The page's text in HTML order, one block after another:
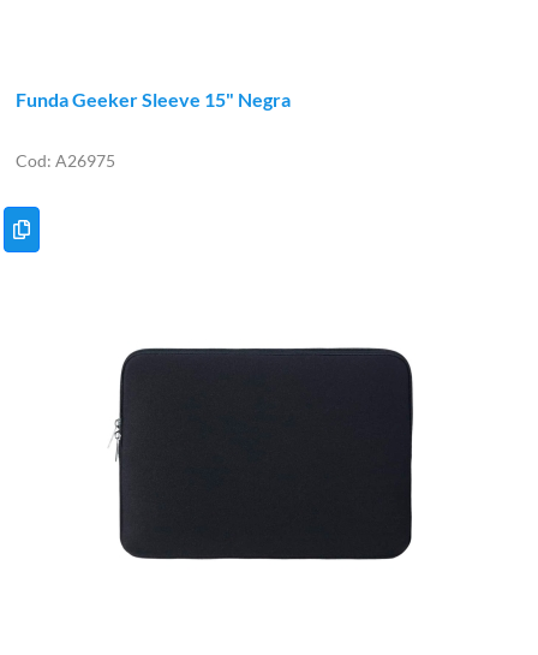
Funda Geeker Sleeve 15" Negra
A26975